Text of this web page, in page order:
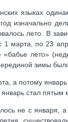
языках
год изначально
лето. В
1 марта, по 23
«бабье лето»
зимы
а потому
стал пятым
не с января,